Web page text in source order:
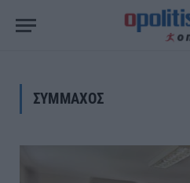
ΣΥΜΜΑΧΟΣ